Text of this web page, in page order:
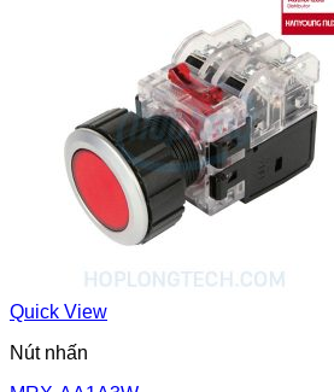
Quick View
Nút nhấn